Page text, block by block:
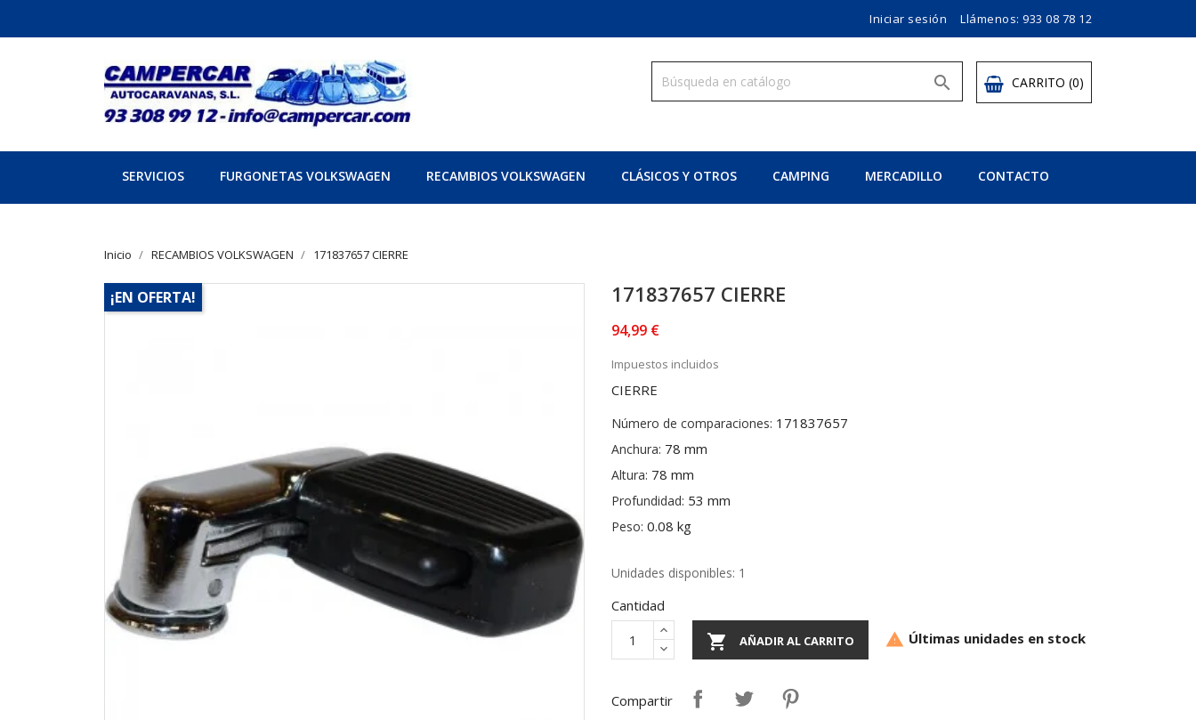
Iniciar sesión Llámenos: 933 08 78 12
CARRITO (0)

SERVICIOS FURGONETAS VOLKSWAGEN RECAMBIOS VOLKSWAGEN CLÁSICOS Y OTROS CAMPING MERCADILLO CONTACTO
Inicio RECAMBIOS VOLKSWAGEN 171837657 CIERRE
¡EN OFERTA! 171837657 CIERRE
94,99 €
Impuestos incluidos
CIERRE
Número de comparaciones: 171837657
Anchura: 78 mm
Altura: 78 mm
Profundidad: 53 mm
Peso: 0.08 kg
Unidades disponibles: 1
Cantidad
 AÑADIR AL CARRITO  Últimas unidades en stock
Compartir